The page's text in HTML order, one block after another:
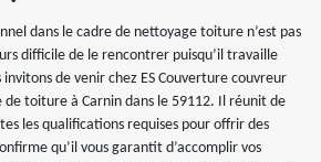
dans le cadre de nettoyage toiture n’est pas
difficile de le rencontrer puisqu’il travaille
de venir chez ES Couverture couvreur
de toiture à Carnin dans le 59112. Il réunit de
les qualifications requises pour offrir des
qu’il vous garantit d’accomplir vos